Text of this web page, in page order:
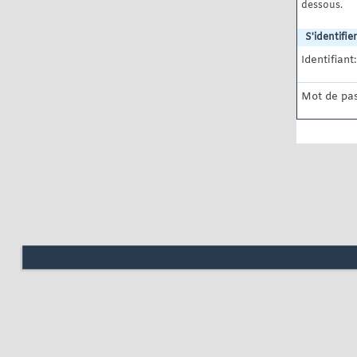
dessous.
S'identifier
Identifiant:
Mot de